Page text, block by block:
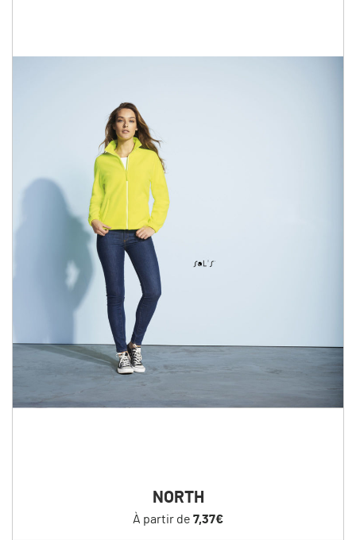
NORTH
À partir de 7,37€